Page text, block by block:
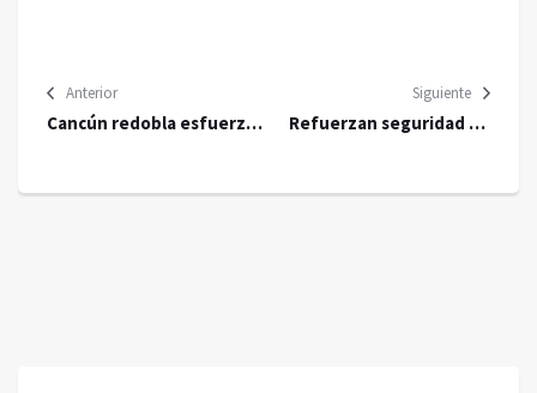
Anterior
Cancún redobla esfuerzos
del verano
Siguiente
Refuerzan seguridad en
por intentar ingresar